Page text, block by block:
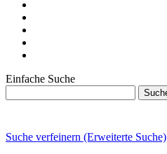
Einfache Suche
Suche verfeinern (Erweiterte Suche)